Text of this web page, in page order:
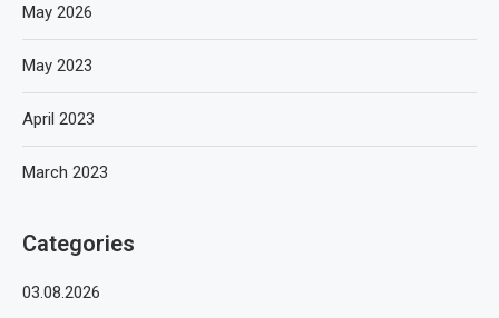
May 2026
May 2023
April 2023
March 2023
Categories
03.08.2026